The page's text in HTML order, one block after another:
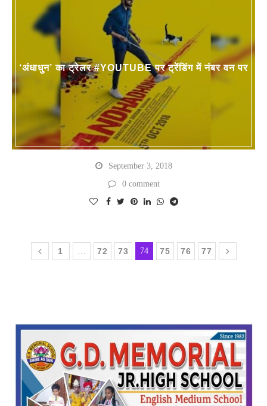
‘अंधाधुन’ का ट्रेलर #YOUTUBE पर ट्रेंडिंग में नंबर वन पर
September 3, 2018
0 comment
1 … 72 73 74 75 76 77